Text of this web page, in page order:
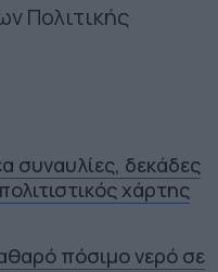
Πολιτικής
συναυλίες, δεκάδες
χάρτης
πόσιμο νερό σε